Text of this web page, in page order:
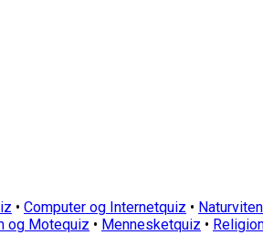
• Computer og Internetquiz •
og Motequiz • Mennesketquiz •